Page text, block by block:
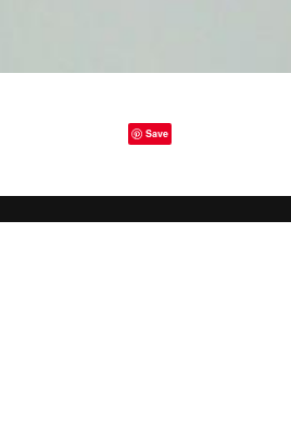
Save